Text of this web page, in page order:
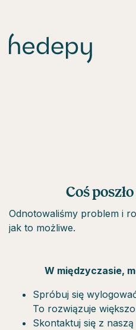
Coś
Odnotowaliśmy problem i
jak to możliwe.
W międzyczasie,
Spróbuj się
To rozwiązuje
Skontaktuj się z